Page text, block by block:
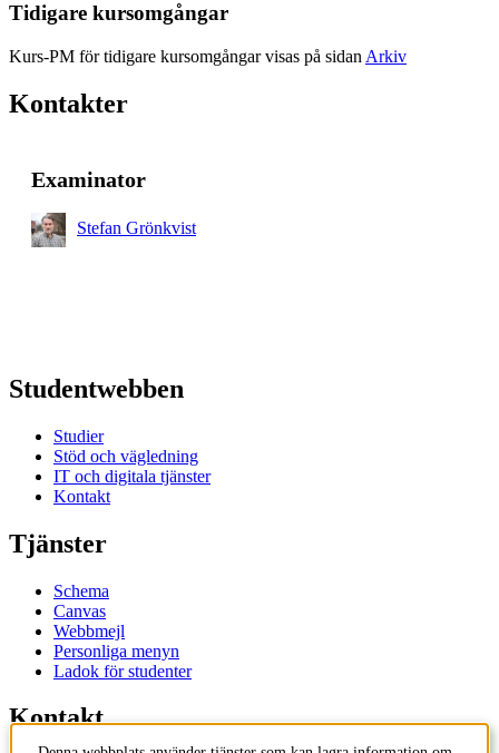
Tidigare kursomgångar
Kurs-PM för tidigare kursomgångar visas på sidan Arkiv
Kontakter
Examinator
Stefan Grönkvist
Studentwebben
Studier
Stöd och vägledning
IT och digitala tjänster
Kontakt
Tjänster
Schema
Canvas
Webbmejl
Personliga menyn
Ladok för studenter
Kontakt